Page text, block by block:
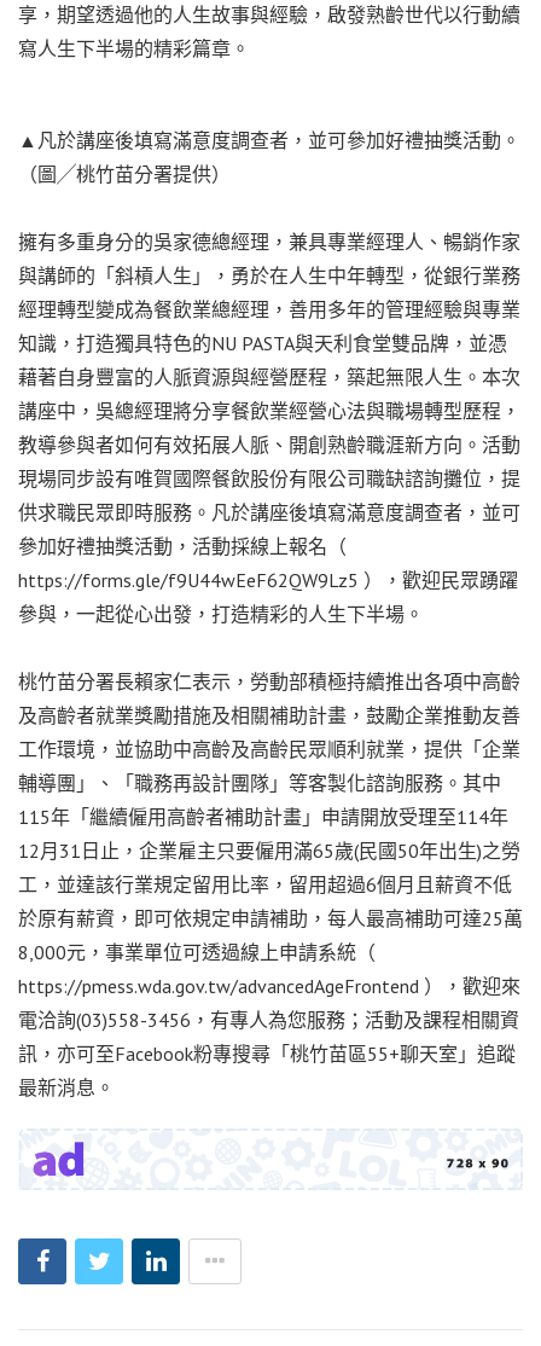
享，期望透過他的人生故事與經驗，啟發熟齡世代以行動續
寫人生下半場的精彩篇章。
▲凡於講座後填寫滿意度調查者，並可參加好禮抽獎活動。
（圖╱桃竹苗分署提供）
擁有多重身分的吳家德總經理，兼具專業經理人、暢銷作家
與講師的「斜槓人生」，勇於在人生中年轉型，從銀行業務
經理轉型變成為餐飲業總經理，善用多年的管理經驗與專業
知識，打造獨具特色的NU PASTA與天利食堂雙品牌，並憑
藉著自身豐富的人脈資源與經營歷程，築起無限人生。本次
講座中，吳總經理將分享餐飲業經營心法與職場轉型歷程，
教導參與者如何有效拓展人脈、開創熟齡職涯新方向。活動
現場同步設有唯賀國際餐飲股份有限公司職缺諮詢攤位，提
供求職民眾即時服務。凡於講座後填寫滿意度調查者，並可
參加好禮抽獎活動，活動採線上報名（
https://forms.gle/f9U44wEeF62QW9Lz5 ），歡迎民眾踴躍
參與，一起從心出發，打造精彩的人生下半場。
桃竹苗分署長賴家仁表示，勞動部積極持續推出各項中高齡
及高齡者就業獎勵措施及相關補助計畫，鼓勵企業推動友善
工作環境，並協助中高齡及高齡民眾順利就業，提供「企業
輔導團」、「職務再設計團隊」等客製化諮詢服務。其中
115年「繼續僱用高齡者補助計畫」申請開放受理至114年
12月31日止，企業雇主只要僱用滿65歲(民國50年出生)之勞
工，並達該行業規定留用比率，留用超過6個月且薪資不低
於原有薪資，即可依規定申請補助，每人最高補助可達25萬
8,000元，事業單位可透過線上申請系統（
https://pmess.wda.gov.tw/advancedAgeFrontend ），歡迎來
電洽詢(03)558-3456，有專人為您服務；活動及課程相關資
訊，亦可至Facebook粉專搜尋「桃竹苗區55+聊天室」追蹤
最新消息。